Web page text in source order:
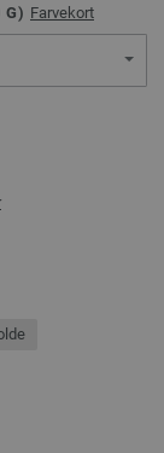
G) Farvekort